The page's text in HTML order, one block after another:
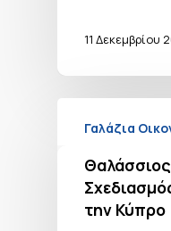
11 Δεκεμβρίου
Γαλάζια
την Κύπρο